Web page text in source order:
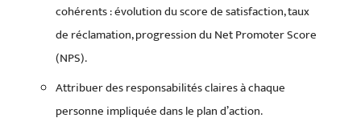
cohérents : évolution du score de satisfaction, taux
de réclamation, progression du Net Promoter Score
(NPS).
Attribuer des responsabilités claires à chaque
personne impliquée dans le plan d’action.